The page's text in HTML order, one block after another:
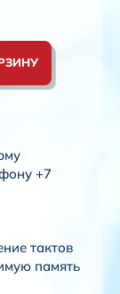
+7
тактов
память